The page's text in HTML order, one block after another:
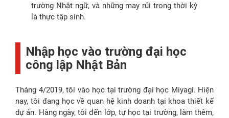
trường Nhật ngữ, và những may rủi trong thời kỳ
là thực tập sinh.
Nhập học vào trường đại học
công lập Nhật Bản
Tháng 4/2019, tôi vào học tại trường đại học Miyagi. Hiện
nay, tôi đang học về quan hệ kinh doanh tại khoa thiết kế
dự án. Hàng ngày, tôi đến lớp, tự học tại trường, làm thêm,